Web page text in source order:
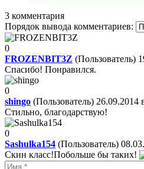
3 комментария
Порядок вывода комментариев:
0
FROZENBIT3Z (Пользователь)
Спасибо! Понравился.
0
shingo (Пользователь) 26.09.2014
Стильно, благодарствую!
0
Sashulka154 (Пользователь)
Скин класс!Побольше бы таких!